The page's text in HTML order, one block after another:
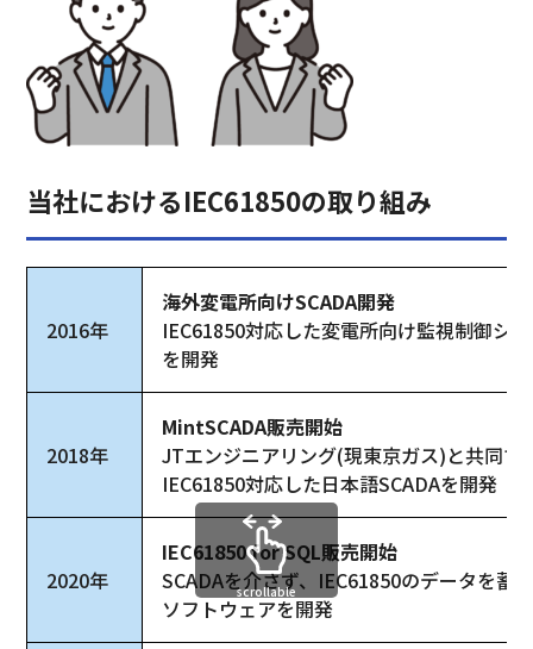
当社におけるIEC61850の取り組み
2016年
海外変電所向けSCADA開発
IEC61850対応した変電所向け監視制御シ
を開発
2018年
MintSCADA販売開始
JTエンジニアリング(現東京ガス)と共同で
IEC61850対応した日本語SCADAを開発
2020年
IEC61850 for SQL販売開始
SCADAを介さず、IEC61850のデータを蓄
ソフトウェアを開発
scrollable